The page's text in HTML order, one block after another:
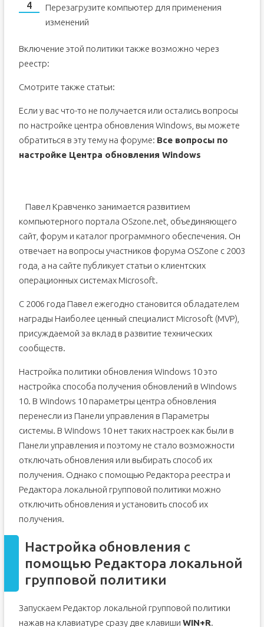
Перезагрузите компьютер для применения
изменений
Включение этой политики также возможно через
реестр:
Смотрите также статьи:
Если у вас что-то не получается или остались вопросы
по настройке центра обновления Windows, вы можете
обратиться в эту тему на форуме: Все вопросы по
настройке Центра обновления Windows
Павел Кравченко занимается развитием
компьютерного портала OSzone.net, объединяющего
сайт, форум и каталог программного обеспечения. Он
отвечает на вопросы участников форума OSZone с 2003
года, а на сайте публикует статьи о клиентских
операционных системах Microsoft.
С 2006 года Павел ежегодно становится обладателем
награды Наиболее ценный специалист Microsoft (MVP),
присуждаемой за вклад в развитие технических
сообществ.
Настройка политики обновления Windows 10 это
настройка способа получения обновлений в Windows
10. В Windows 10 параметры центра обновления
перенесли из Панели управления в Параметры
системы. В Windows 10 нет таких настроек как были в
Панели управления и поэтому не стало возможности
отключать обновления или выбирать способ их
получения. Однако с помощью Редактора реестра и
Редактора локальной групповой политики можно
отключить обновления и установить способ их
получения.
Настройка обновления с
помощью Редактора локальной
групповой политики
Запускаем Редактор локальной групповой политики
нажав на клавиатуре сразу две клавиши WIN+R.